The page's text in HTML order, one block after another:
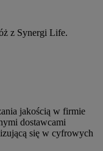
z Synergi Life.
jakością w firmie
dostawcami
się w cyfrowych